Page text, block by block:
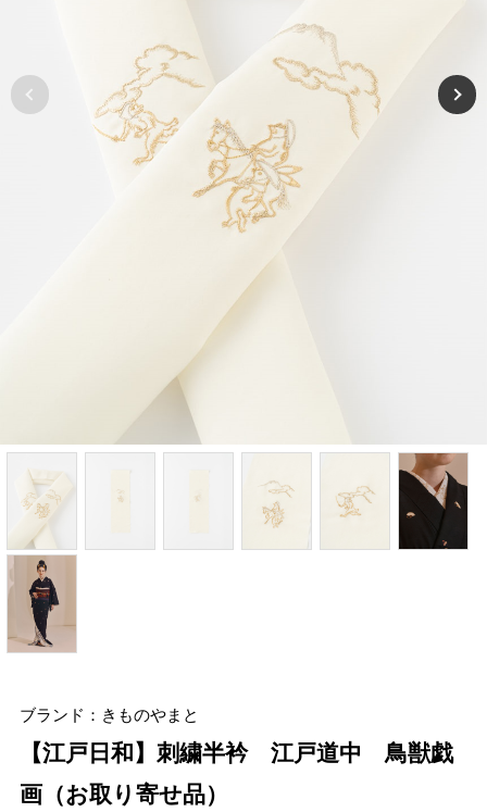
ブランド：きものやまと
【江戸日和】刺繍半衿 江戸道中 鳥獣戯
画（お取り寄せ品）